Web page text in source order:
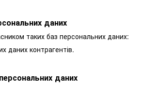
даних
таких баз персональних даних:
даних контрагентів.
даних